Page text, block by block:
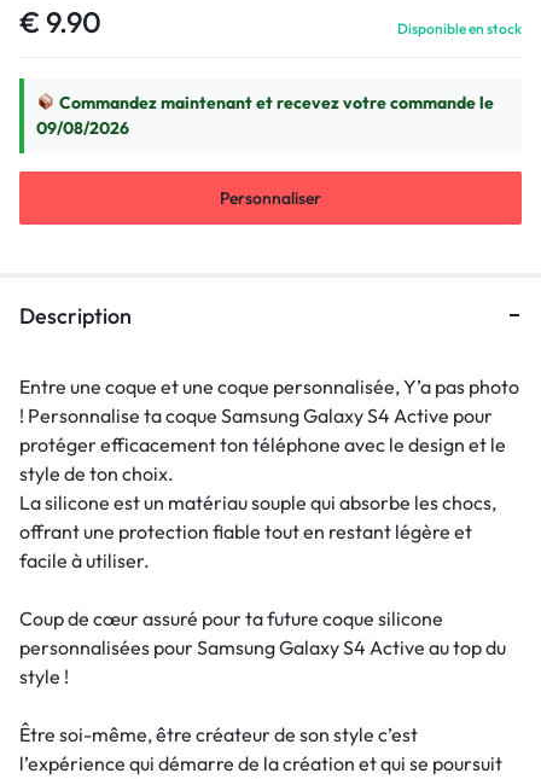
€ 9.90 Disponible en stock
Commandez maintenant et recevez votre commande le
09/08/2026
Personnaliser
Description
Entre une coque et une coque personnalisée, Y’a pas photo
! Personnalise ta coque Samsung Galaxy S4 Active pour
protéger efficacement ton téléphone avec le design et le
style de ton choix.
La silicone est un matériau souple qui absorbe les chocs,
offrant une protection fiable tout en restant légère et
facile à utiliser.
Coup de cœur assuré pour ta future coque silicone
personnalisées pour Samsung Galaxy S4 Active au top du
style !
Être soi-même, être créateur de son style c’est
l’expérience qui démarre de la création et qui se poursuit